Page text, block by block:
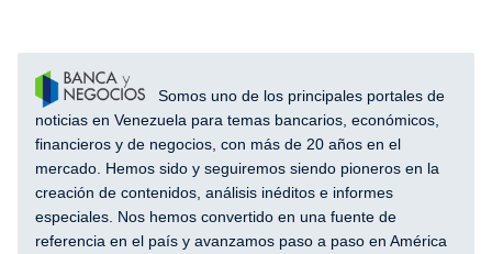
Somos uno de los principales portales de
noticias en Venezuela para temas bancarios, económicos,
financieros y de negocios, con más de 20 años en el
mercado. Hemos sido y seguiremos siendo pioneros en la
creación de contenidos, análisis inéditos e informes
especiales. Nos hemos convertido en una fuente de
referencia en el país y avanzamos paso a paso en América